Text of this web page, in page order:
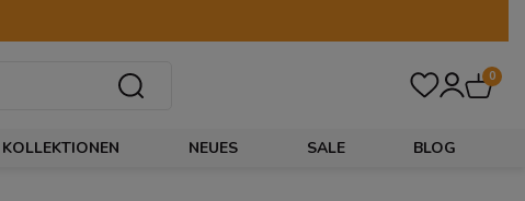
0
KOLLEKTIONEN NEUES SALE BLOG